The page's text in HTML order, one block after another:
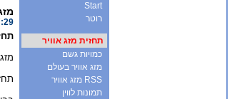
Start
רוטר
תחזית מזג אוויר
כמויות גשם
מזג אוויר בעולם
RSS מזג אוויר
תמונות לווין